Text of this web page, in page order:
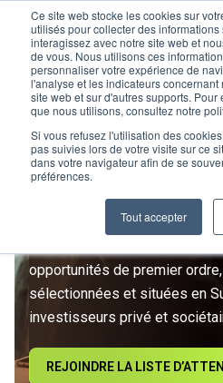
Ce site web stocke les cookies sur
utilisés pour collecter des
interagissez avec notre site web et
de vous. Nous utilisons ces
personnaliser votre expérience de
l'analyse et les indicateurs concernant
site web et sur d'autres supports.
que nous utilisons, consultez notre
Si vous refusez l'utilisation des
pas suivies lors de votre visite sur ce
dans votre navigateur afin de se
préférences.
Tout accepter
L’IMMOBILIER
DANS UNE
Rejoignez le premier club
opportunités de premier
sélectionnées et situées en
investisseurs privé et
REJOINDRE LA LISTE